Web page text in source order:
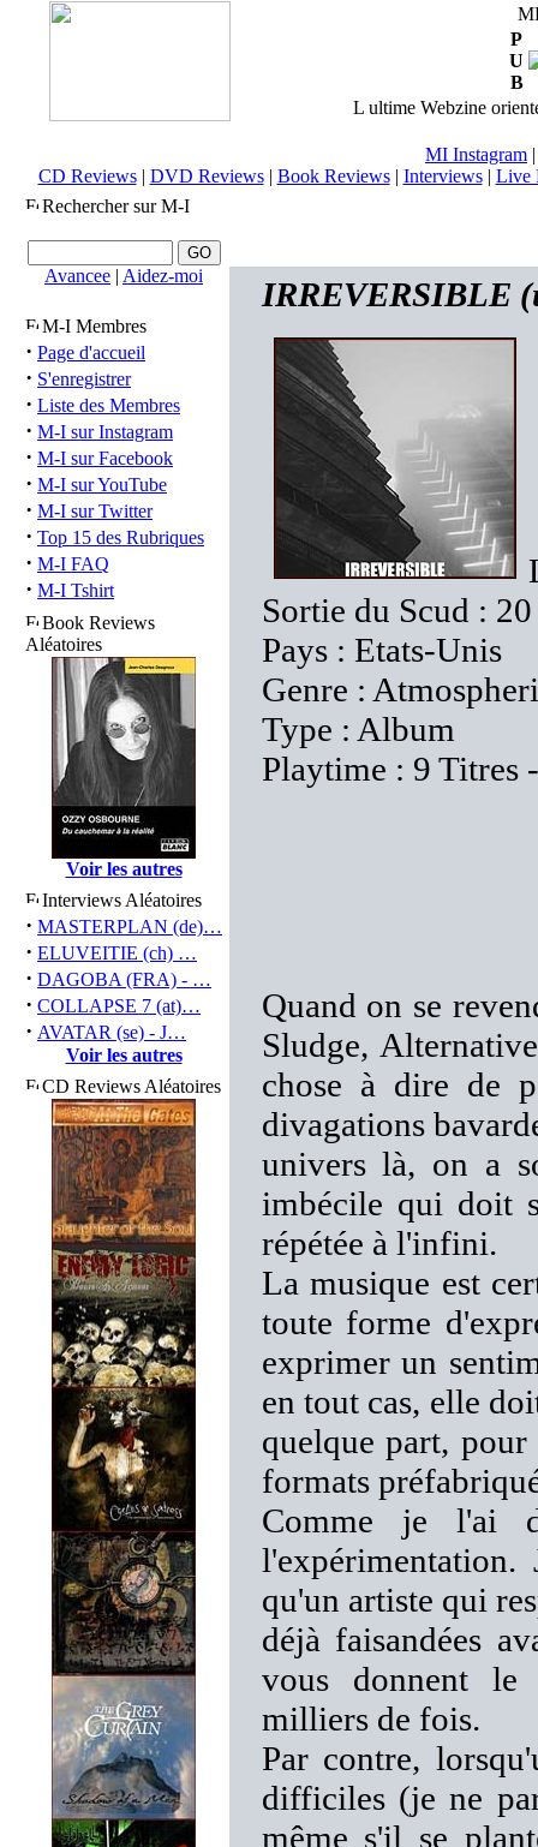
P
U
B
L ultime Webzine
MI Instagram
CD Reviews| DVD Reviews| Book Reviews| Interviews| Live
Rechercher sur M-I
Avancee | Aidez-moi
M-I Membres
· Page d'accueil
· S'enregistrer
· Liste des Membres
· M-I sur Instagram
· M-I sur Facebook
· M-I sur YouTube
· M-I sur Twitter
· Top 15 des Rubriques
· M-I FAQ
· M-I Tshirt
Book Reviews
Aléatoires
Voir les autres
Interviews Aléatoires
· MASTERPLAN (de)…
· ELUVEITIE (ch) …
· DAGOBA (FRA) - …
· COLLAPSE 7 (at)…
· AVATAR (se) - J…
Voir les autres
CD Reviews Aléatoires
IRREVERSIBLE
Sortie du Scud :
Pays : Etats-Unis
Genre :
Type : Album
Playtime : 9 Titres
Quand on se
Sludge,
chose à dire de
divagations
univers là, on a
imbécile qui doit
répétée à l'infini.
La musique est
toute forme
exprimer un
en tout cas, elle
quelque part,
formats
Comme je l'ai
qu'un artiste qui
déjà faisandées
vous donnent le
milliers de fois.
Par contre,
difficiles (je ne
même s'il se